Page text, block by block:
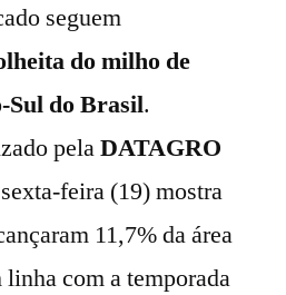
seguem
do milho de
Sul do Brasil.
pelaDATAGRO
feira (19) mostra
11,7% da área
com a temporada